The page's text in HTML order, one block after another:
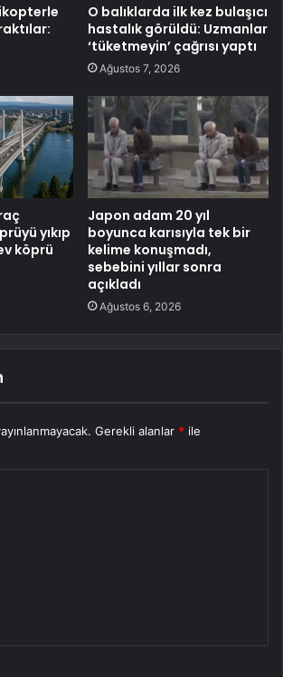
O balıklarda ilk kez bulaşıcı
hastalık görüldü: Uzmanlar
‘tüketmeyin’ çağrısı yaptı
Ağustos 7, 2026
yıkıp
köprü
Japon adam 20 yıl
boyunca karısıyla tek bir
kelime konuşmadı,
sebebini yıllar sonra
açıkladı
Ağustos 6, 2026
Gerekli alanlar * ile